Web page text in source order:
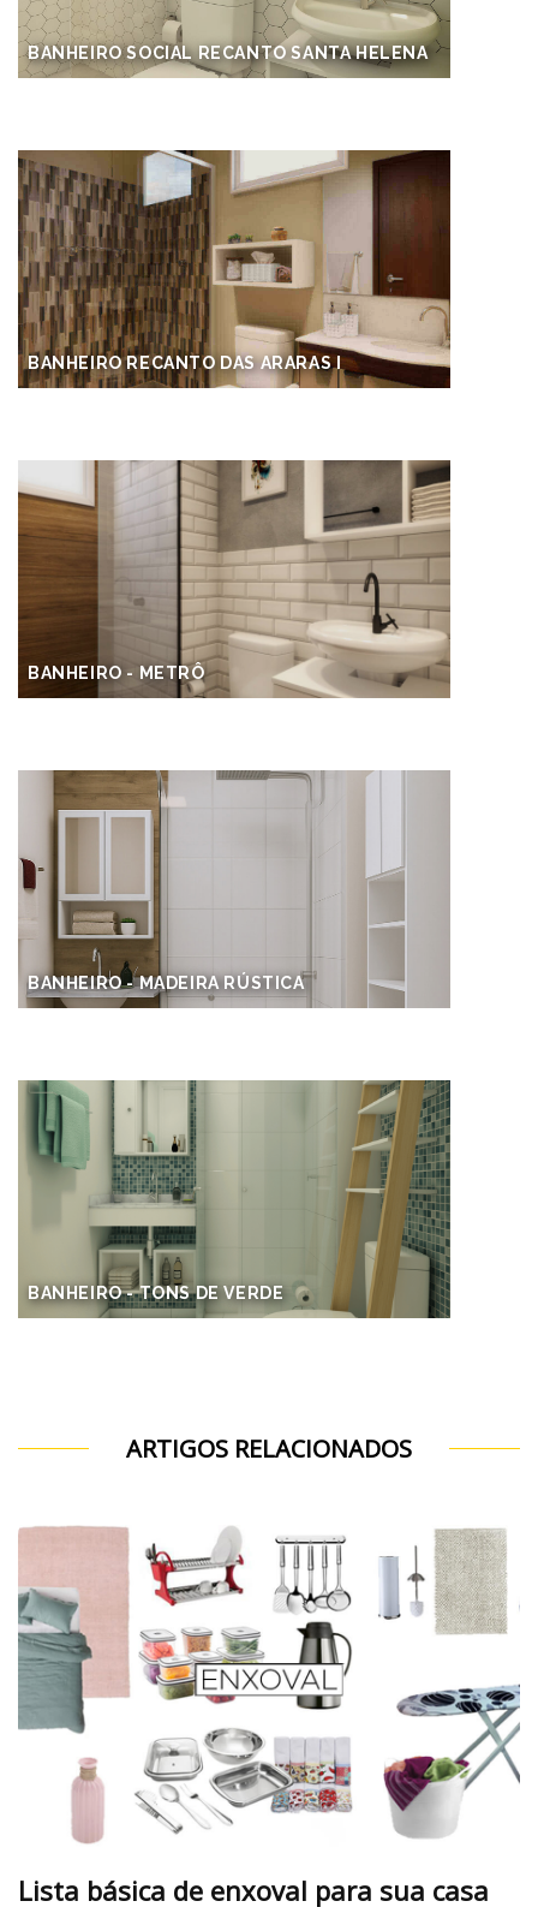
BANHEIRO SOCIAL RECANTO SANTA HELENA
BANHEIRO RECANTO DAS ARARAS I
BANHEIRO - METRÔ
BANHEIRO - MADEIRA RÚSTICA
BANHEIRO - TONS DE VERDE
ARTIGOS RELACIONADOS
Lista básica de enxoval para sua casa